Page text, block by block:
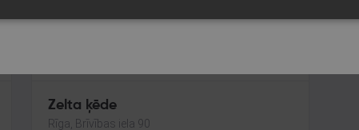
Zelta ķēde
Rīga, Brīvības iela 90